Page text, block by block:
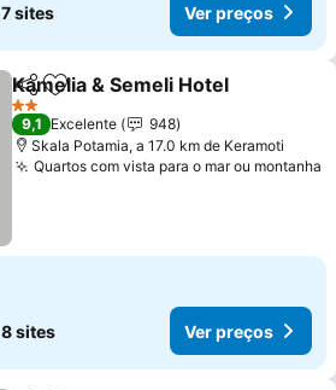
7 sites Ver preços
PartilharAdicionar aos favoritos
Kamelia & Semeli Hotel
2 Estrelas
9,1 Excelente
948
Skala Potamia, a 17.0 km de Keramoti
Quartos com vista para o mar ou montanha
8 sites Ver preços